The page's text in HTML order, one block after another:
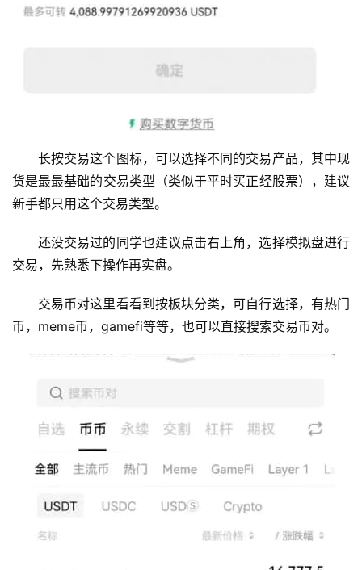
长按交易这个图标，可以选择不同的交易产品，其中现
货是最最基础的交易类型（类似于平时买正经股票），建议
新手都只用这个交易类型。
还没交易过的同学也建议点击右上角，选择模拟盘进行
交易，先熟悉下操作再实盘。
交易币对这里看看到按板块分类，可自行选择，有热门
币，meme币，gamefi等等，也可以直接搜索交易币对。